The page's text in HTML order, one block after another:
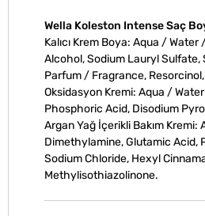
Wella Koleston Intense Saç
Kalıcı Krem Boya: Aqua /
Alcohol, Sodium Lauryl
Parfum / Fragrance,
Oksidasyon Kremi: Aqua /
Phosphoric Acid, Disodium
Argan Yağ İçerikli Bakım
Dimethylamine, Glutamic Acid,
Sodium Chloride, Hexyl
Methylisothiazolinone.